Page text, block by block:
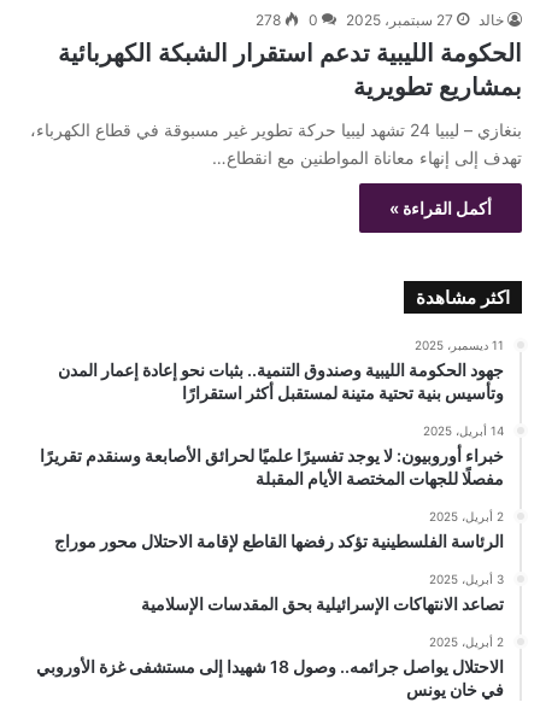
خالد 27 سبتمبر، 2025 0
278
الحكومة الليبية تدعم استقرار الشبكة الكهربائية
بمشاريع تطويرية
بنغازي – ليبيا 24 تشهد ليبيا حركة تطوير غير مسبوقة في قطاع الكهرباء،
تهدف إلى إنهاء معاناة المواطنين مع انقطاع…
أكمل القراءة »
اكثر مشاهدة
11 ديسمبر، 2025
جهود الحكومة الليبية وصندوق التنمية.. بثبات نحو إعادة إعمار المدن
وتأسيس بنية تحتية متينة لمستقبل أكثر استقرارًا
14 أبريل، 2025
خبراء أوروبيون: لا يوجد تفسيرًا علميًا لحرائق الأصابعة وسنقدم تقريرًا
مفصلًا للجهات المختصة الأيام المقبلة
2 أبريل، 2025
الرئاسة الفلسطينية تؤكد رفضها القاطع لإقامة الاحتلال محور موراج
3 أبريل، 2025
تصاعد الانتهاكات الإسرائيلية بحق المقدسات الإسلامية
2 أبريل، 2025
الاحتلال يواصل جرائمه.. وصول 18 شهيدا إلى مستشفى غزة الأوروبي
في خان يونس